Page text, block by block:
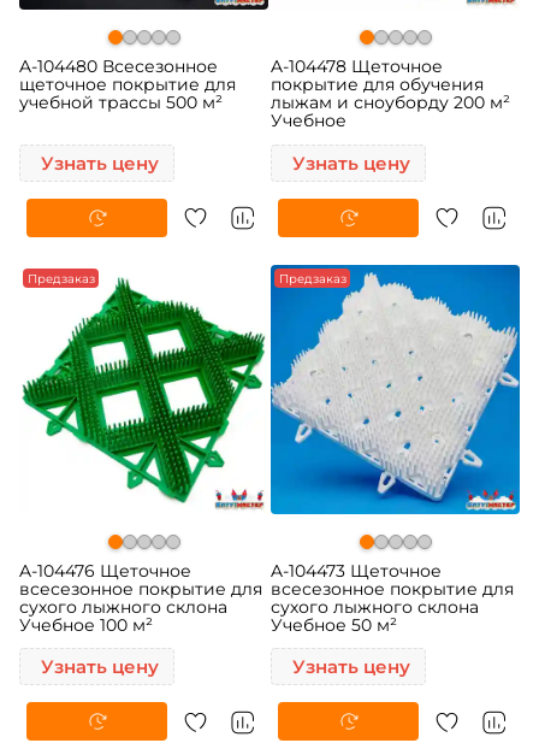
A-104480 Всесезонное
щеточное покрытие для
учебной трассы 500 м²
Узнать цену
A-104478 Щеточное
покрытие для обучения
лыжам и сноуборду 200 м²
Учебное
Узнать цену
Предзаказ
A-104476 Щеточное
всесезонное покрытие для
сухого лыжного склона
Учебное 100 м²
Узнать цену
Предзаказ
A-104473 Щеточное
всесезонное покрытие для
сухого лыжного склона
Учебное 50 м²
Узнать цену